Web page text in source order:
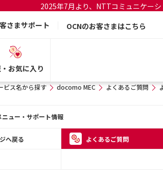
2025年7月より、NTTコミュニケー
さまサポート
OCNのお客さまはこちら
お気に入り
ビス名から探す docomo MEC よくあるご質問
ュー・サポート情報
へ戻る よくあるご質問